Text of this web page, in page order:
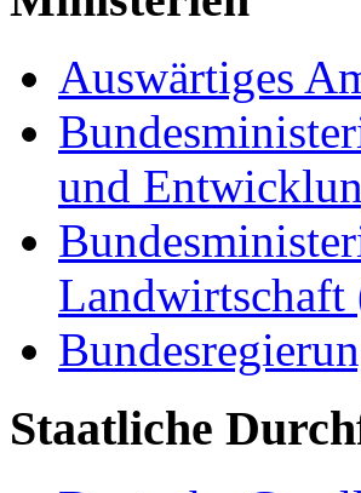
Auswärtiges
und
Staatliche